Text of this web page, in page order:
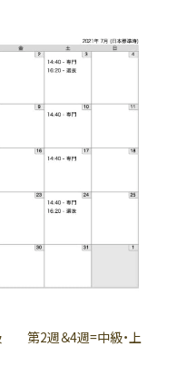
第2週＆4週=中級・上